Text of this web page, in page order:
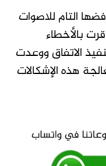
التام للاصوات
بالأخطاء
الاتفاق ووعدت
هذه الإشكالات